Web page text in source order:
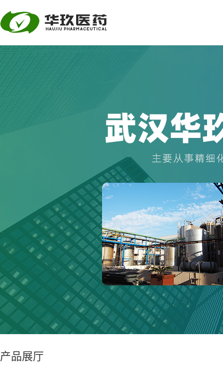
产品展厅